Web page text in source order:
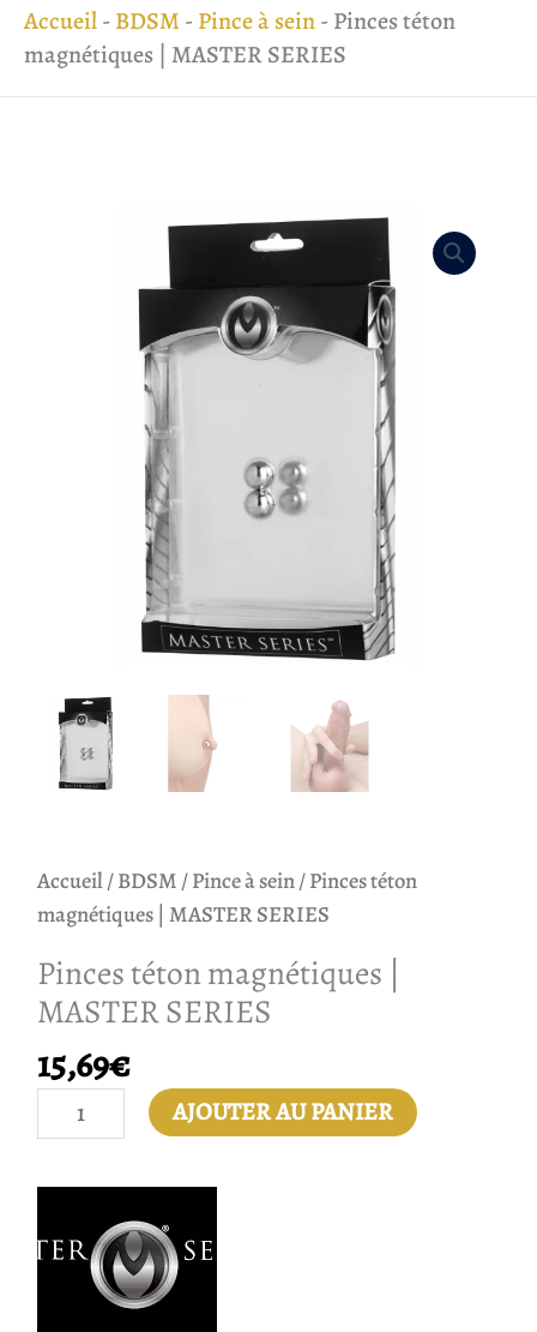
Accueil- BDSM - Pince à sein- Pinces téton
magnétiques | MASTER SERIES
Accueil/BDSM /Pince à sein/ Pinces téton
magnétiques | MASTER SERIES
Pinces téton magnétiques |
MASTER SERIES
15,69€
magnétiques
AJOUTER AU PANIER